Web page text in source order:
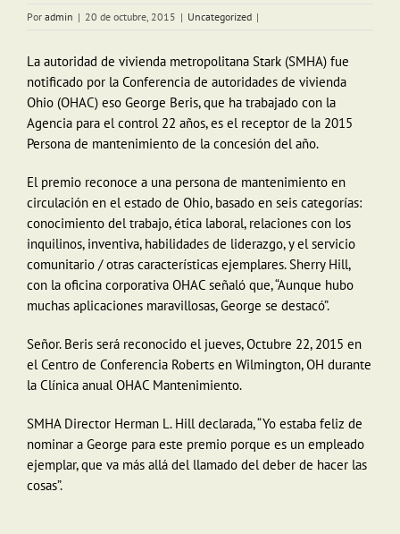
Por admin | 20 de octubre, 2015 | Uncategorized |
La autoridad de vivienda metropolitana Stark (SMHA) fue
notificado por la Conferencia de autoridades de vivienda
Ohio (OHAC) eso George Beris, que ha trabajado con la
Agencia para el control 22 años, es el receptor de la 2015
Persona de mantenimiento de la concesión del año.
El premio reconoce a una persona de mantenimiento en
circulación en el estado de Ohio, basado en seis categorías:
conocimiento del trabajo, ética laboral, relaciones con los
inquilinos, inventiva, habilidades de liderazgo, y el servicio
comunitario / otras características ejemplares. Sherry Hill,
con la oficina corporativa OHAC señaló que, “Aunque hubo
muchas aplicaciones maravillosas, George se destacó”.
Señor. Beris será reconocido el jueves, Octubre 22, 2015 en
el Centro de Conferencia Roberts en Wilmington, OH durante
la Clínica anual OHAC Mantenimiento.
SMHA Director Herman L. Hill declarada, “Yo estaba feliz de
nominar a George para este premio porque es un empleado
ejemplar, que va más allá del llamado del deber de hacer las
cosas”.